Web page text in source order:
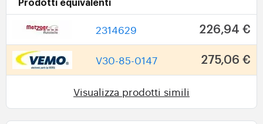
Prodotti equivalenti
2314629 226,94 €
V30-85-0147 275,06 €
Visualizza prodotti simili